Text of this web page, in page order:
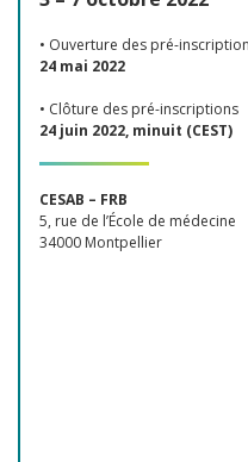
• Ouverture des pré-
24 mai 2022
• Clôture des pré-inscriptions
24 juin 2022, minuit (CEST)
CESAB – FRB
5, rue de l’École de médecine
34000 Montpellier